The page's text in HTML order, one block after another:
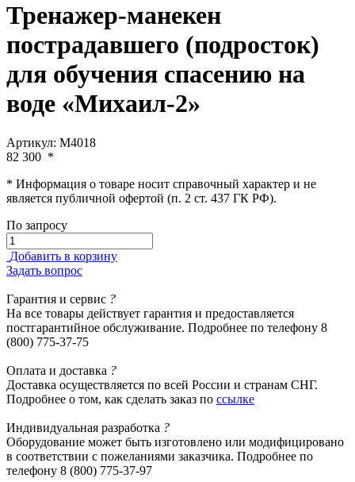
Тренажер-манекен
пострадавшего (подросток)
для обучения спасению на
воде «Михаил-2»
Артикул: М4018
82 300 *
* Информация о товаре носит справочный характер и не
является публичной офертой (п. 2 ст. 437 ГК РФ).
По запросу
Добавить в корзину
Задать вопрос
Гарантия и сервис ?
На все товары действует гарантия и предоставляется
постгарантийное обслуживание. Подробнее по телефону 8
(800) 775-37-75
Оплата и доставка ?
Доставка осуществляется по всей России и странам СНГ.
Подробнее о том, как сделать заказ по ссылке
Индивидуальная разработка ?
Оборудование может быть изготовлено или модифицировано
в соответствии с пожеланиями заказчика. Подробнее по
телефону 8 (800) 775-37-97